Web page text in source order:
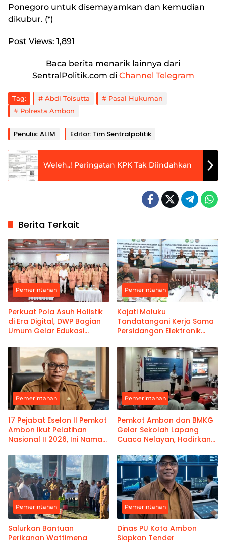
Ponegoro untuk disemayamkan dan kemudian
dikubur. (*)
Post Views: 1,891
Baca berita menarik lainnya dari
SentralPolitik.com di Channel Telegram
Tag: Abdi Toisutta
Pasal Hukuman
Polresta Ambon
Penulis: ALIM Editor: Tim Sentralpolitik
Weleh..! Peringatan KPK Tak Diindahkan
Berita Terkait
Pemerintahan
Perkuat Pola Asuh Holistik
di Era Digital, DWP Bagian
Umum Gelar Edukasi
Pemerintahan
Kajati Maluku
Tandatangani Kerja Sama
Persidangan Elektronik
Kanwil Pemasyarakatan
Maluku
Pemerintahan
17 Pejabat Eselon II Pemkot
Ambon Ikut Pelatihan
Nasional II 2026, Ini Nama-
Pemerintahan
Pemkot Ambon dan BMKG
Gelar Sekolah Lapang
Cuaca Nelayan, Hadirkan
Pemerintahan
Salurkan Bantuan
Perikanan Wattimena
Pemerintahan
Dinas PU Kota Ambon
Siapkan Tender